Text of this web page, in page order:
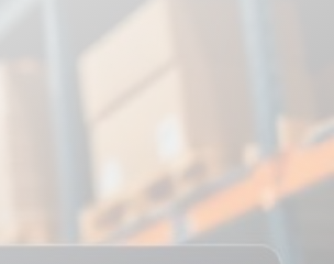
Government · ราชการ
Logistics · คลัง/ขนส่ง
Defense & Aerospace · กลาโหม/การ
บิน